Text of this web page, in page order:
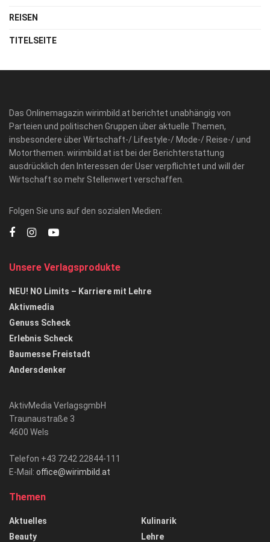
REISEN
TITELSEITE
Das Onlinemagazin wirimbild.at berichtet unabhängig von
Parteien und politischen Gruppen über aktuelle Themen,
insbesondere über Wirtschaft-/ Lifestyle-/ Mode-/ Reise-/ und
Motorthemen. wirimbild.at ist bei der Berichterstattung
ausdrücklich den Interessen der User verpflichtet und will der
Wirtschaft so mehr Stellenwert verschaffen.
Folgen Sie uns auf den sozialen Medien:
Unsere Verlagsprodukte
NEU! NO Limits – Karriere mit Lehre
Aktivmedia
Genuss Scheck
Erlebnis Scheck
Baumesse Freistadt
Andersdenker
AktivMedia VerlagsgmbH
Traunaustraße 3
4600 Wels
Telefon +43 7242 22844-111
E-Mail: office@wirimbild.at
Themen
Aktuelles
Beauty
Kulinarik
Lehre